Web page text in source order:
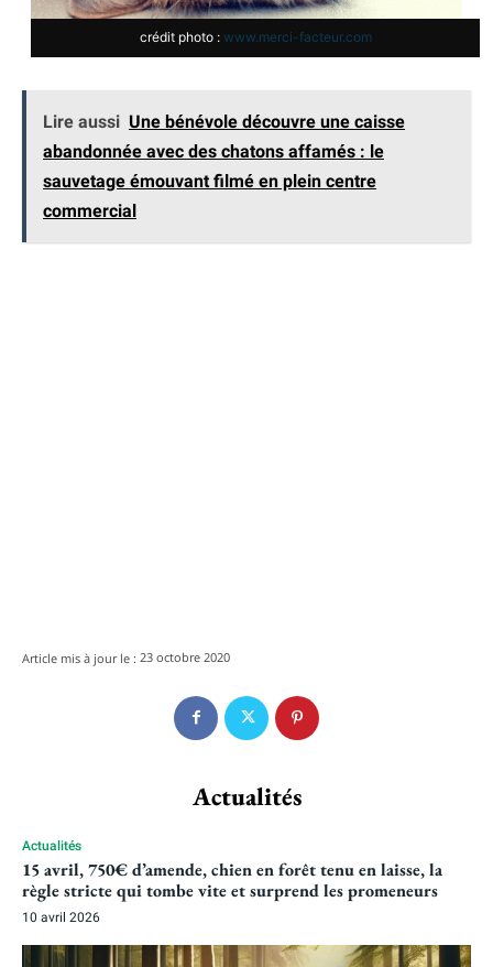
crédit photo : www.merci-facteur.com
Lire aussi Une bénévole découvre une caisse
abandonnée avec des chatons affamés : le
sauvetage émouvant filmé en plein centre
commercial
Article mis à jour le : 23 octobre 2020
Actualités
Actualités
15 avril, 750€ d’amende, chien en forêt tenu en laisse, la
règle stricte qui tombe vite et surprend les promeneurs
10 avril 2026